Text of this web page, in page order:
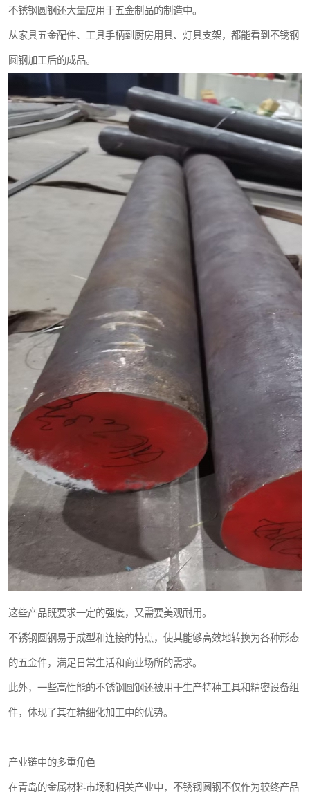
不锈钢圆钢还大量应用于五金制品的制造中。
从家具五金配件、工具手柄到厨房用具、灯具支架，都能看到不锈钢
圆钢加工后的成品。
这些产品既要求一定的强度，又需要美观耐用。
不锈钢圆钢易于成型和连接的特点，使其能够高效地转换为各种形态
的五金件，满足日常生活和商业场所的需求。
此外，一些高性能的不锈钢圆钢还被用于生产特种工具和精密设备组
件，体现了其在精细化加工中的优势。
产业链中的多重角色
在青岛的金属材料市场和相关产业中，不锈钢圆钢不仅作为较终产品